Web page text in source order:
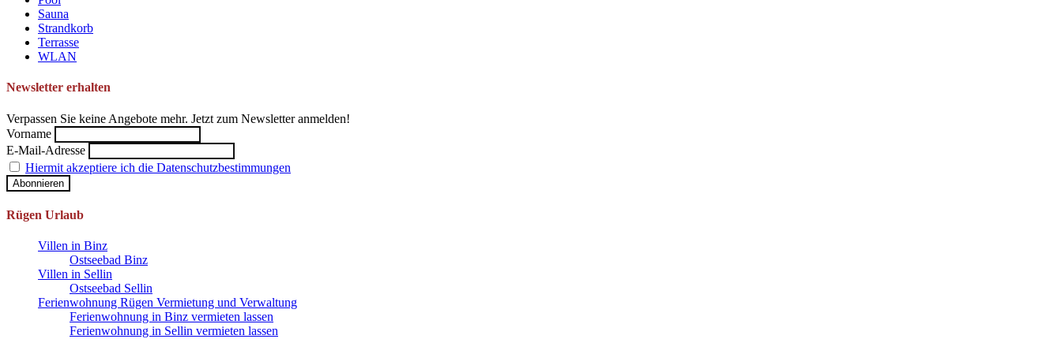
Sauna
Strandkorb
Terrasse
WLAN
Newsletter erhalten
Verpassen Sie keine Angebote mehr. Jetzt zum Newsletter anmelden!
Vorname
E-Mail-Adresse
Hiermit akzeptiere ich die Datenschutzbestimmungen
Rügen Urlaub
Villen in Binz
Ostseebad Binz
Villen in Sellin
Ostseebad Sellin
Ferienwohnung Rügen Vermietung und Verwaltung
Ferienwohnung in Binz vermieten lassen
Ferienwohnung in Sellin vermieten lassen